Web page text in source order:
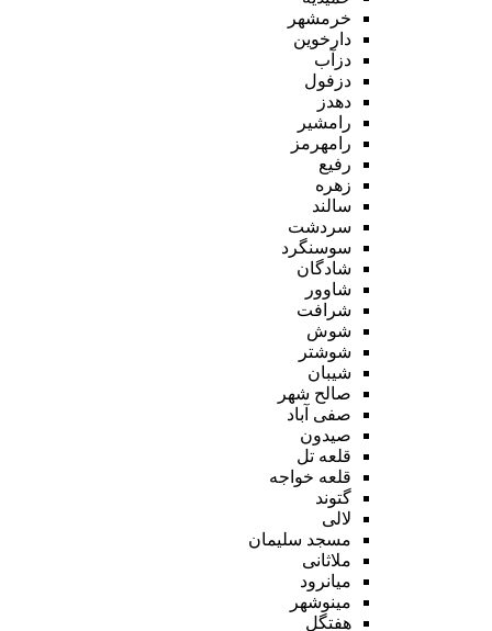
خرمشهر
دارخوین
دزآب
دزفول
دهدز
رامشیر
رامهرمز
رفیع
زهره
سالند
سردشت
سوسنگرد
شادگان
شاوور
شرافت
شوش
شوشتر
شیبان
صالح شهر
صفی آباد
صیدون
قلعه تل
قلعه خواجه
گتوند
لالی
مسجد سلیمان
ملاثانی
میانرود
مینوشهر
هفتگل